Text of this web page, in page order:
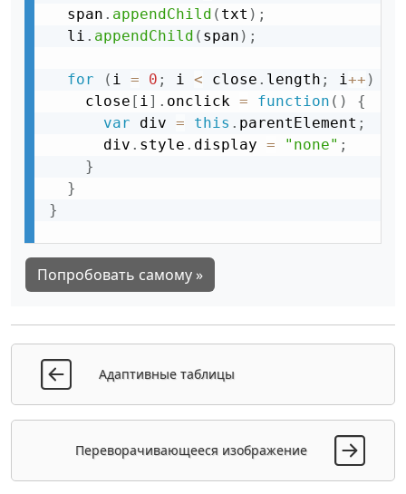
  span
. appendChild ( txt ) ;
  li
. appendChild ( span ) ;
for ( i = 0 ; i < close . length ; i ++ )
    close
[ i ] . onclick = function ( )
{
var div = this . parentElement ;
      div
. style . display = "none" ;
}
}
}
Попробовать самому »
Адаптивные таблицы
Переворачивающееся изображение